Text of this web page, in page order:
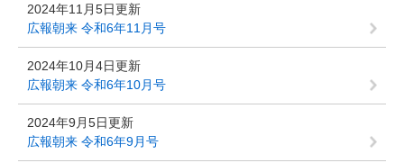
2024年11月5日更新
広報朝来 令和6年11月号
2024年10月4日更新
広報朝来 令和6年10月号
2024年9月5日更新
広報朝来 令和6年9月号